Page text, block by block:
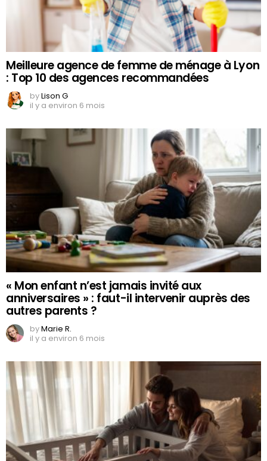
Meilleure agence de femme de ménage à Lyon
: Top 10 des agences recommandées
byLison G
il y a environ 6 mois
« Mon enfant n’est jamais invité aux
anniversaires » : faut-il intervenir auprès des
autres parents ?
byMarie R.
il y a environ 6 mois